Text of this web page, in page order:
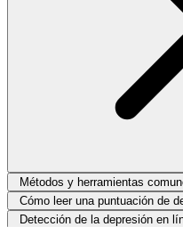
Métodos y herramientas
Cómo leer una puntuación de
Detección de la depresión en